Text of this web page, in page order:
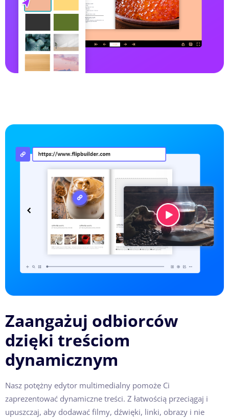
Zaangażuj odbiorców
dzięki treściom
dynamicznym
Nasz potężny edytor multimedialny pomoże Ci
zaprezentować dynamiczne treści. Z łatwością przeciągaj i
upuszczaj, aby dodawać filmy, dźwięki, linki, obrazy i nie